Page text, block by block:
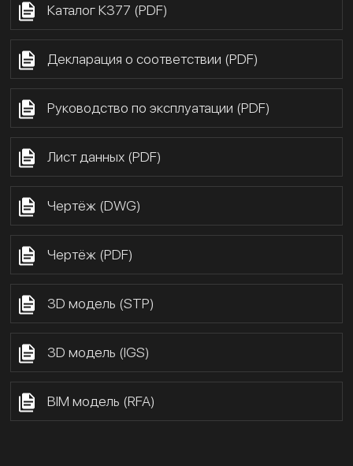
Каталог К377 (PDF)
Декларация о соответствии (PDF)
Руководство по эксплуатации (PDF)
Лист данных (PDF)
Чертёж (DWG)
Чертёж (PDF)
3D модель (STP)
3D модель (IGS)
BIM модель (RFA)